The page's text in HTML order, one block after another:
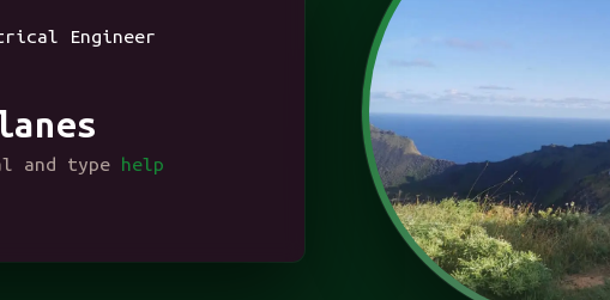
Engineer
and type help